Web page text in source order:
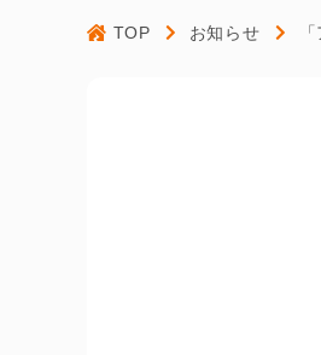
TOP お知らせ